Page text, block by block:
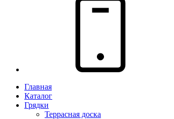
Главная
Каталог
Грядки
Террасная доска